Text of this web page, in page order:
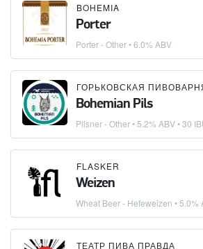
BOHEMIA
Porter
Porter - Other• 6.0% ABV
ГОРЬКОВСКАЯ
Bohemian Pils
Pilsner - Other• 5.2% ABV • 30
FLASKER
Weizen
Wheat Beer - Hefeweizen • 5.0%
ТЕАТР ПИВА ПРАВДА